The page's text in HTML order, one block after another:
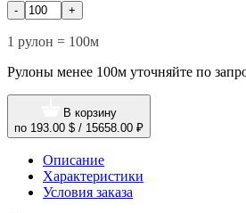
- +
1 рулон = 100м
Рулоны менее 100м уточняйте по
В корзину
по 193.00 $ / 15658.00 ₽
Описание
Характеристики
Условия заказа